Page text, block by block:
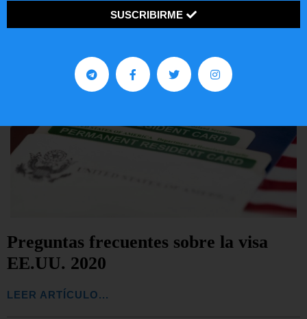
Preguntas frecuentes sobre la visa
EE.UU. 2020
LEER ARTÍCULO...
SUSCRIBIRME